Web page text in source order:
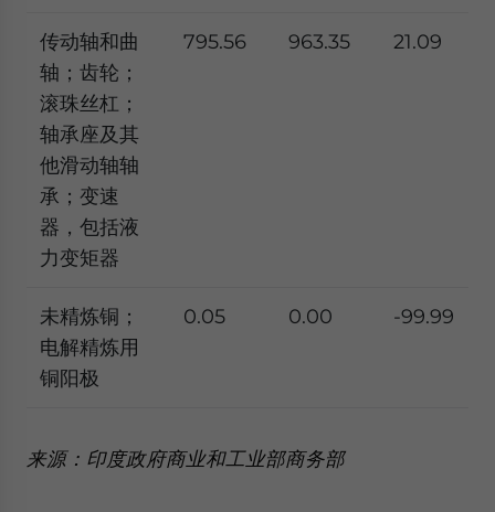
传动轴和曲
轴；齿轮；
滚珠丝杠；
轴承座及其
他滑动轴轴
承；变速
器，包括液
力变矩器
795.56 963.35 21.09
未精炼铜；
电解精炼用
铜阳极
0.05 0.00 -99.99
来源：印度政府商业和工业部商务部